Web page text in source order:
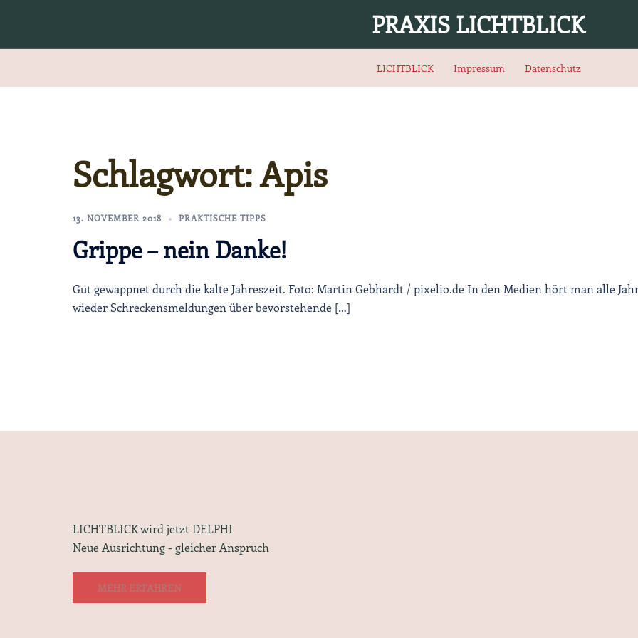
springen
PRAXIS LICHTBLICK
LICHTBLICK Impressum Datenschutz
Schlagwort:Apis
13. NOVEMBER 2018 PRAKTISCHE TIPPS
Grippe – nein Danke!
Gut gewappnet durch die kalte Jahreszeit. Foto: Martin Gebhardt / pixelio.de In den Medien hört man alle
wieder Schreckensmeldungen über bevorstehende […]
LICHTBLICK wird jetzt DELPHI
Neue Ausrichtung - gleicher Anspruch
MEHR ERFAHREN